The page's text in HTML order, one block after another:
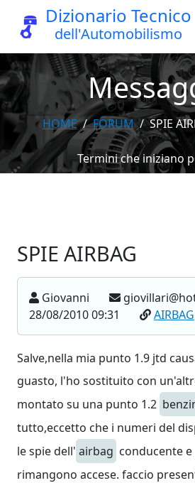
Dizionario Tecnico
dell'Automobilismo
HOME FORUM SPIE
Termini che iniziano
SPIE AIRBAG
Giovanni
28/08/2010 09:31
AIRBAG
Salve,nella mia punto 1.9 jtd
guasto, l'ho sostituito con
montato su una punto 1.2
tutto,eccetto che i numeri del
le spie dell' airbag conducente
rimangono accese. faccio